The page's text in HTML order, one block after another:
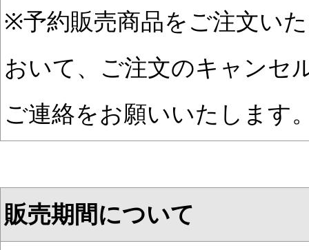
※予約販売商品をご注文い
おいて、ご注文のキャンセ
ご連絡をお願いいたします
販売期間について